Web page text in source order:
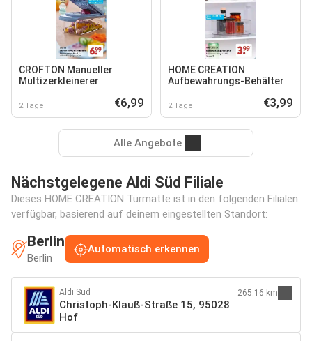
CROFTON Manueller
Multizerkleinerer
2 Tage €6,99
HOME CREATION
Aufbewahrungs-Behälter
2 Tage €3,99
Alle Angebote
Nächstgelegene Aldi Süd Filiale
Dieses HOME CREATION Türmatte ist in den folgenden Filialen
verfügbar, basierend auf deinem eingestellten Standort:
Berlin
Berlin
Automatisch erkennen
Aldi Süd
Christoph-Klauß-Straße 15, 95028
Hof
265.16 km